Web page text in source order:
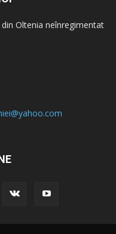
Oltenia neînregimentat